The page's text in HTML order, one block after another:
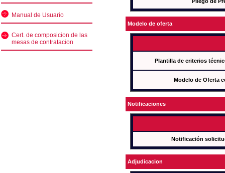
Manual de Usuario
Cert. de composicion de las
mesas de contratacion
Modelo de oferta
Plantilla de criterios
Modelo de Oferta
Notificaciones
Notificación
Adjudicacion